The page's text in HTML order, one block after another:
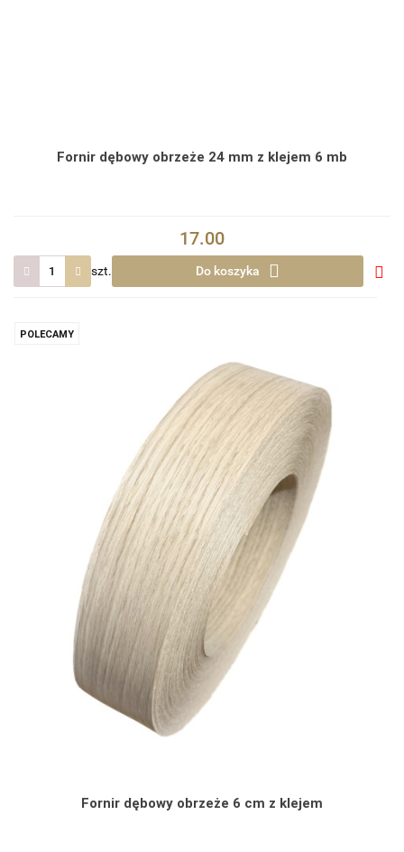
Fornir dębowy obrzeże 24 mm z klejem 6 mb
17.00
szt. Do koszyka
POLECAMY
Fornir dębowy obrzeże 6 cm z klejem